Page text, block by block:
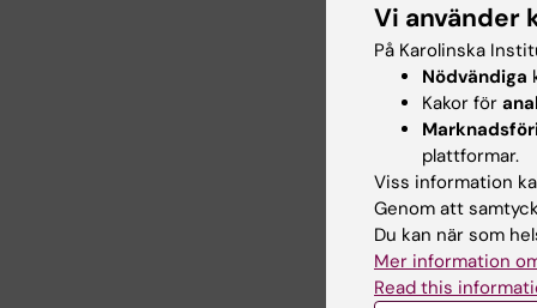
1 jul 2026
Vi använder
På Karolinska
Nödvändiga
Kakor för
plattformar.
Viss information
Genom att
Du kan när som
Mer information
Read this